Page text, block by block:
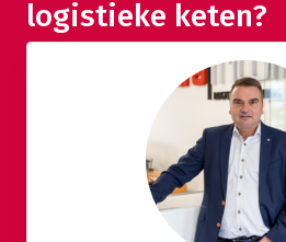
logistieke keten?